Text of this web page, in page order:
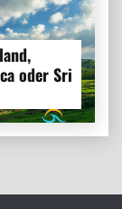
oder Sri